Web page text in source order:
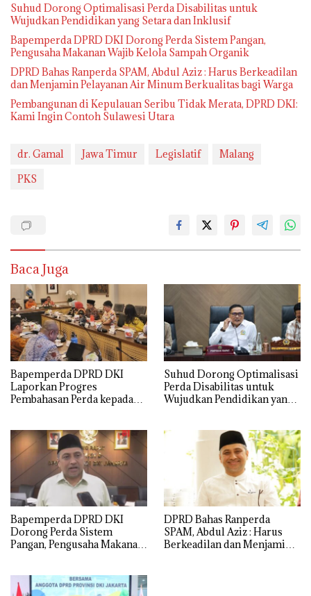
Suhud Dorong Optimalisasi Perda Disabilitas untuk
Wujudkan Pendidikan yang Setara dan Inklusif
Bapemperda DPRD DKI Dorong Perda Sistem Pangan,
Pengusaha Makanan Wajib Kelola Sampah Organik
DPRD Bahas Ranperda SPAM, Abdul Aziz : Harus Berkeadilan
dan Menjamin Pelayanan Air Minum Berkualitas bagi Warga
Pembangunan di Kepulauan Seribu Tidak Merata, DPRD DKI:
Kami Ingin Contoh Sulawesi Utara
dr. Gamal Jawa Timur Legislatif
Malang
PKS
Baca Juga
Bapemperda DPRD DKI
Laporkan Progres
Pembahasan Perda kepada
Suhud Dorong Optimalisasi
Perda Disabilitas untuk
Wujudkan Pendidikan yang
Bapemperda DPRD DKI
Dorong Perda Sistem
Pangan, Pengusaha Makanan
DPRD Bahas Ranperda
SPAM, Abdul Aziz : Harus
Berkeadilan dan Menjamin